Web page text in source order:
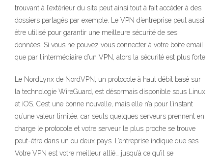
trouvant à l’extérieur du site peut ainsi tout à fait accéder à des
dossiers partagés par exemple. Le VPN d’entreprise peut aussi
être utilisé pour garantir une meilleure sécurité de ses
données. Si vous ne pouvez vous connecter à votre boite email
que par l’intermédiaire d’un VPN, alors la sécurité est plus forte
Le NordLynx de NordVPN, un protocole à haut débit basé sur
la technologie WireGuard, est désormais disponible sous Linux
et iOS. C’est une bonne nouvelle, mais elle n’a pour l’instant
qu’une valeur limitée, car seuls quelques serveurs prennent en
charge le protocole et votre serveur le plus proche se trouve
peut-être dans un ou deux pays. L’entreprise indique que ses
Votre VPN est votre meilleur allié… jusqu’à ce qu’il se